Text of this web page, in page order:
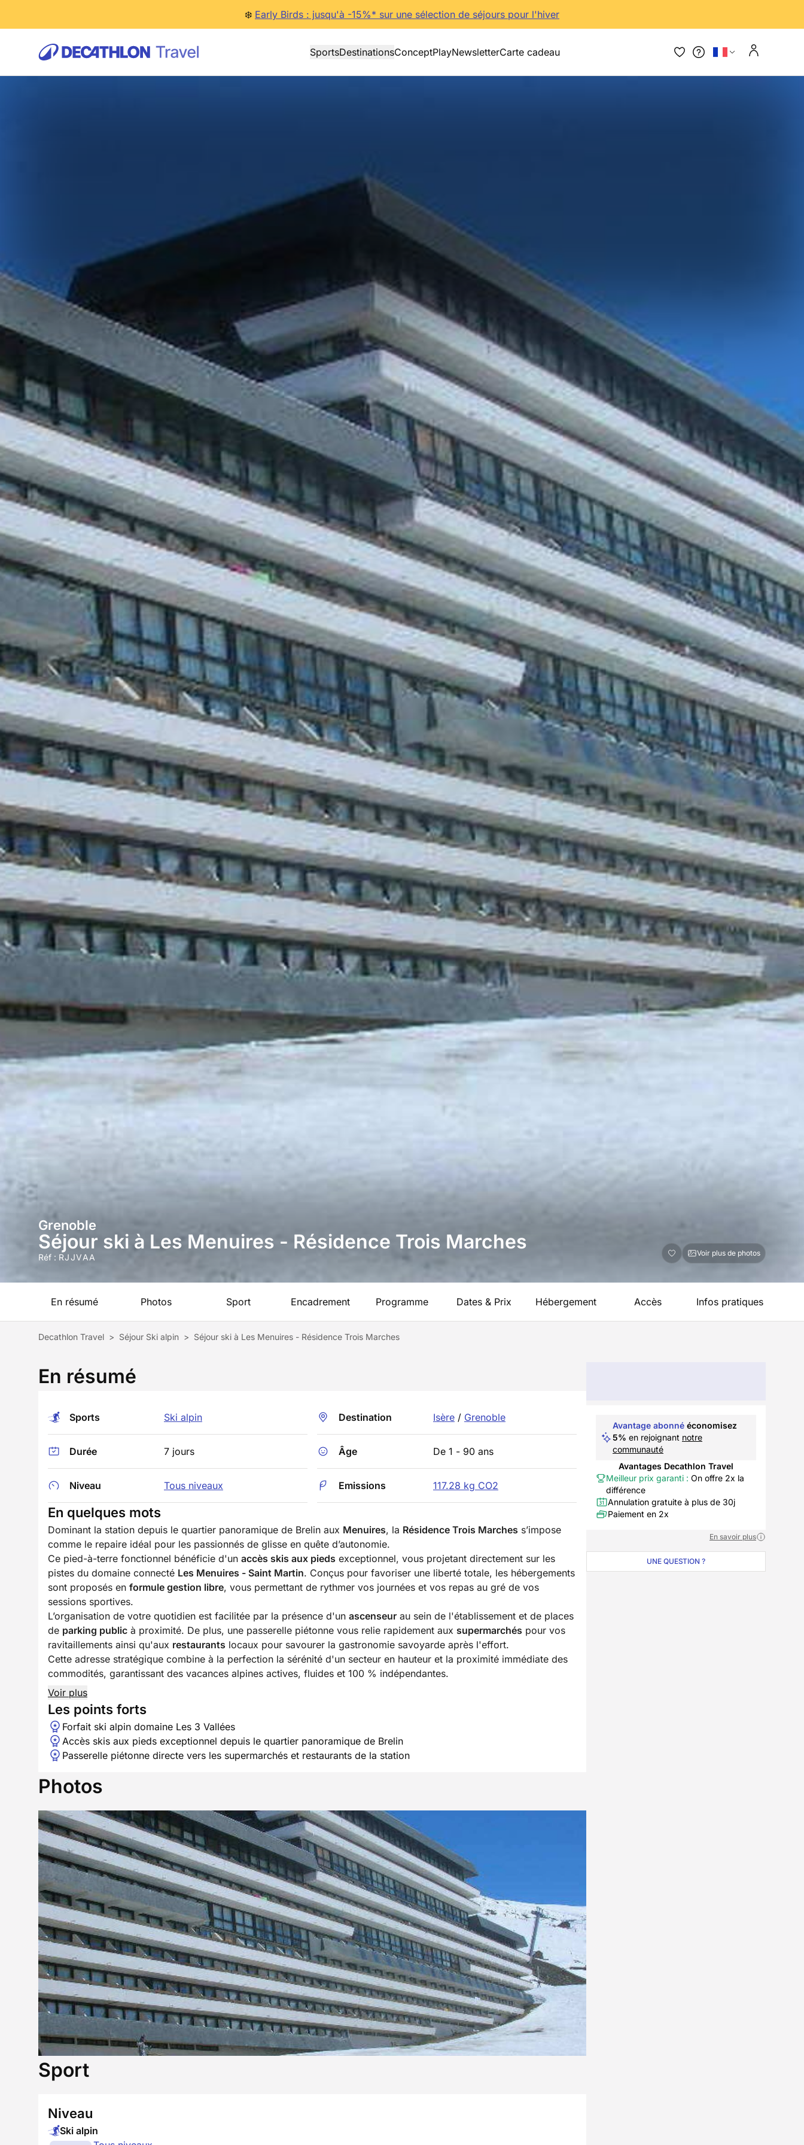
❄️ Early Birds : jusqu'à -15%* sur une sélection de séjours pour l'hiver
SportsDestinationsConceptPlayNewsletterCarte cadeau
Grenoble
Séjour ski à Les Menuires - Résidence Trois Marches
Réf : RJJVAA Voir plus de photos
En résumé Photos Sport Encadrement Programme Dates & Prix Hébergement Accès Infos pratiques
Decathlon Travel > Séjour Ski alpin > Séjour ski à Les Menuires - Résidence Trois Marches
En résumé
Sports Ski alpin
Durée 7 jours
Niveau Tous niveaux
Destination Isère / Grenoble
Âge De 1 - 90 ans
Emissions 117.28 kg CO2
En quelques mots
Dominant la station depuis le quartier panoramique de Brelin aux Menuires, la Résidence Trois Marches s’impose
comme le repaire idéal pour les passionnés de glisse en quête d’autonomie.
Ce pied-à-terre fonctionnel bénéficie d'un accès skis aux pieds exceptionnel, vous projetant directement sur les
pistes du domaine connecté Les Menuires - Saint Martin. Conçus pour favoriser une liberté totale, les hébergements
sont proposés en formule gestion libre, vous permettant de rythmer vos journées et vos repas au gré de vos
sessions sportives.
L’organisation de votre quotidien est facilitée par la présence d'un ascenseur au sein de l'établissement et de places
de parking public à proximité. De plus, une passerelle piétonne vous relie rapidement aux supermarchés pour vos
ravitaillements ainsi qu'aux restaurants locaux pour savourer la gastronomie savoyarde après l'effort.
Cette adresse stratégique combine à la perfection la sérénité d'un secteur en hauteur et la proximité immédiate des
commodités, garantissant des vacances alpines actives, fluides et 100 % indépendantes.
Voir plus
Les points forts
Forfait ski alpin domaine Les 3 Vallées
Accès skis aux pieds exceptionnel depuis le quartier panoramique de Brelin
Passerelle piétonne directe vers les supermarchés et restaurants de la station
Photos
Sport
Niveau
Ski alpin
Avantage abonné économisez
5% en rejoignant notre
communauté
Avantages Decathlon Travel
Meilleur prix garanti : On offre 2x la
différence
Annulation gratuite à plus de 30j
Paiement en 2x
En savoir plus
UNE QUESTION ?